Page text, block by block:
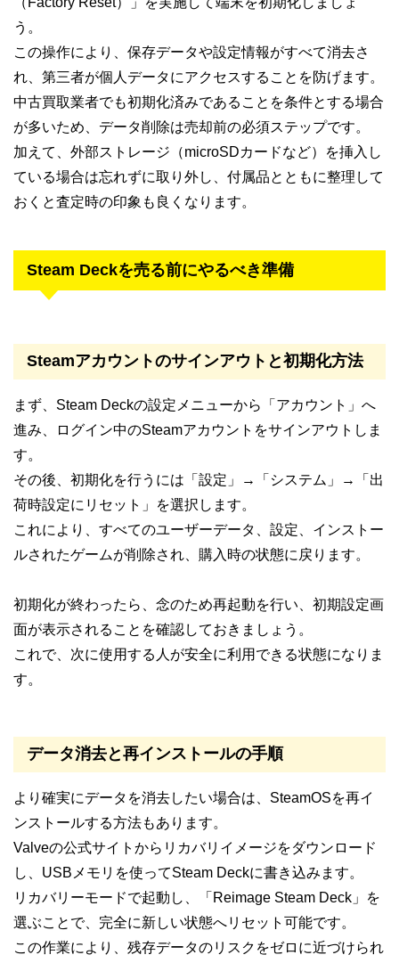
う。
この操作により、保存データや設定情報がすべて消去さ
れ、第三者が個人データにアクセスすることを防げます。
中古買取業者でも初期化済みであることを条件とする場合
が多いため、データ削除は売却前の必須ステップです。
加えて、外部ストレージ（microSDカードなど）を挿入し
ている場合は忘れずに取り外し、付属品とともに整理して
おくと査定時の印象も良くなります。
Steam Deckを売る前にやるべき準備
Steamアカウントのサインアウトと初期化方法
まず、Steam Deckの設定メニューから「アカウント」へ
進み、ログイン中のSteamアカウントをサインアウトしま
す。
その後、初期化を行うには「設定」→「システム」→「出
荷時設定にリセット」を選択します。
これにより、すべてのユーザーデータ、設定、インストー
ルされたゲームが削除され、購入時の状態に戻ります。
初期化が終わったら、念のため再起動を行い、初期設定画
面が表示されることを確認しておきましょう。
これで、次に使用する人が安全に利用できる状態になりま
す。
データ消去と再インストールの手順
より確実にデータを消去したい場合は、SteamOSを再イ
ンストールする方法もあります。
Valveの公式サイトからリカバリイメージをダウンロード
し、USBメモリを使ってSteam Deckに書き込みます。
リカバリーモードで起動し、「Reimage Steam Deck」を
選ぶことで、完全に新しい状態へリセット可能です。
この作業により、残存データのリスクをゼロに近づけられ